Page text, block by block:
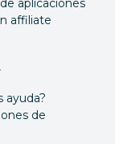
aplicaciones
affiliate
ayuda?
de